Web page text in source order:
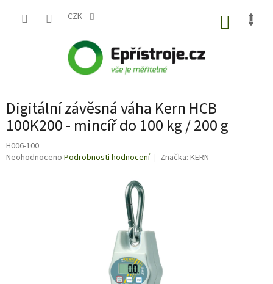
CZK
Digitální závěsná váha Kern HCB
100K200 - mincíř do 100 kg / 200 g
H006-100
Průměrné
Neohodnoceno Podrobnosti hodnocení Značka: KERN